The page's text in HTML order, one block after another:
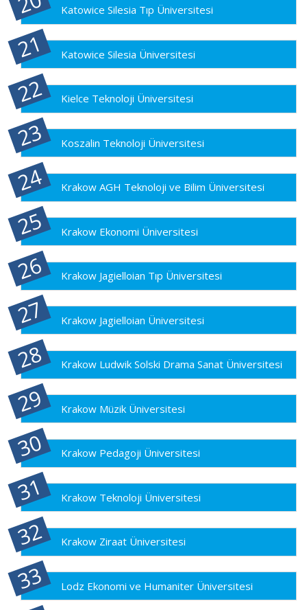
Katowice Silesia Tıp Üniversitesi
Katowice Silesia Üniversitesi
Kielce Teknoloji Üniversitesi
Koszalin Teknoloji Üniversitesi
Krakow AGH Teknoloji ve Bilim Üniversitesi
Krakow Ekonomi Üniversitesi
Krakow Jagielloian Tıp Üniversitesi
Krakow Jagielloian Üniversitesi
Krakow Ludwik Solski Drama Sanat Üniversitesi
Krakow Müzik Üniversitesi
Krakow Pedagoji Üniversitesi
Krakow Teknoloji Üniversitesi
Krakow Ziraat Üniversitesi
Lodz Ekonomi ve Humaniter Üniversitesi